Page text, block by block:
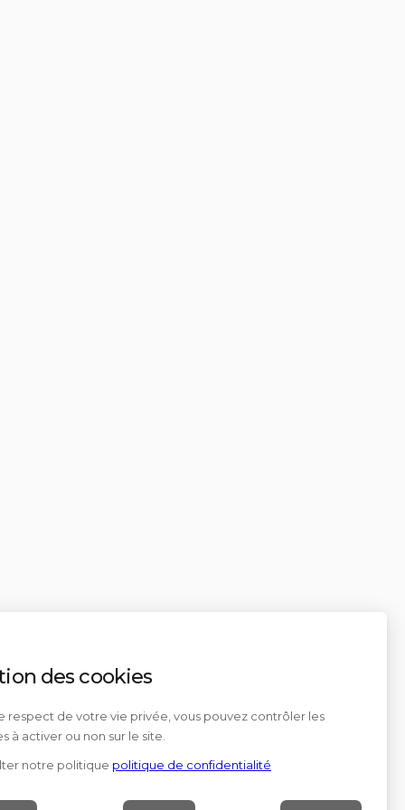
des cookies
respect de votre vie privée, vous pouvez contrôler les
à activer ou non sur le site.
notre politique politique de confidentialité